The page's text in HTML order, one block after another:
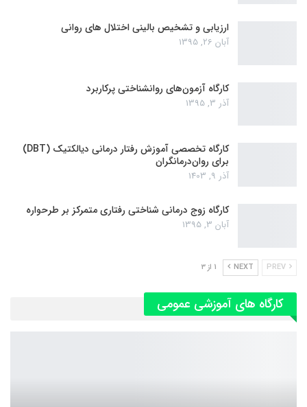
ارزیابی و تشخیص بالینی اختلال های روانی
آبان 26, 1395
کارگاه آزمون‌های روانشناختی پرکاربرد
آذر 3, 1395
کارگاه تخصصی آموزش رفتار درمانی دیالکتیک (DBT)
برای روان‌درمانگران
آذر 9, 1403
کارگاه زوج‌ درمانی شناختی رفتاری متمرکز بر طرحواره
آبان 3, 1395
NEXT 1 از 3
کارگاه های آموزشی عمومی